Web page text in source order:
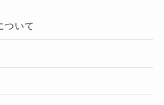
ついて